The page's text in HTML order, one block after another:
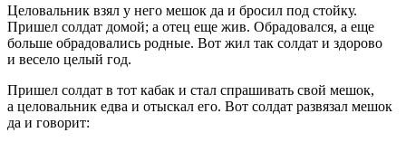
Целовальник взял у него мешок да и бросил под стойку.
Пришел солдат домой; а отец еще жив. Обрадовался, а еще
больше обрадовались родные. Вот жил так солдат и здорово
и весело целый год.
Пришел солдат в тот кабак и стал спрашивать свой мешок,
а целовальник едва и отыскал его. Вот солдат развязал мешок
да и говорит: